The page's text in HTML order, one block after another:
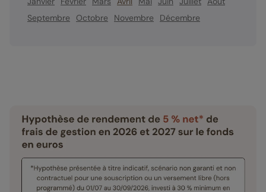
Septembre
Octobre Novembre Décembre